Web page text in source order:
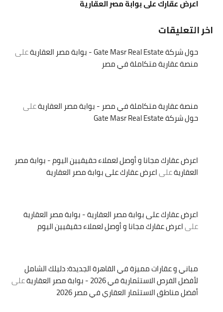
اعرض عقارك على بوابة مصر العقارية
اخر التعليقات
حول شركة Gate Masr Real Estate - بوابة مصر العقارية
على
منصة عقارية متكاملة في مصر
منصة عقارية متكاملة في مصر - بوابة مصر العقاريةعلى
حول شركة Gate Masr Real Estate
اعرض عقارك مجانا و أوصل لعملاء حقيقيين اليوم - بوابة مصر
العقاريةعلىاعرض عقارك على بوابة مصر العقارية
اعرض عقارك على بوابة مصر العقارية - بوابة مصر العقارية
علىاعرض عقارك مجانا و أوصل لعملاء حقيقيين اليوم
مباني و عقارات مميزة في القاهرة الجديدة: دليلك الشامل
لأفضل الفرص الاستثمارية في 2026 - بوابة مصر العقارية
على
أفضل مناطق الاستثمار العقاري في مصر 2026